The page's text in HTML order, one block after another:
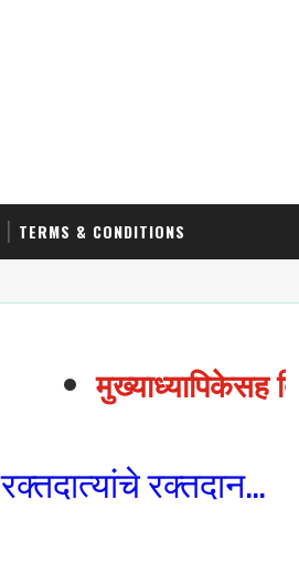
TERMS & CONDITIONS
मुख्याध्यापिकेसह
रक्तदान...